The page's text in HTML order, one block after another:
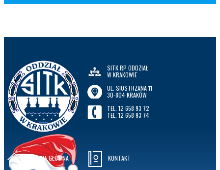
SITK RP ODDZIAŁ
W KRAKOWIE
UL. SIOSTRZANA 11
30-804 KRAKÓW
TEL. 12 658 93 72
TEL. 12 658 93 74
STRONA GŁÓWNA KONTAKT